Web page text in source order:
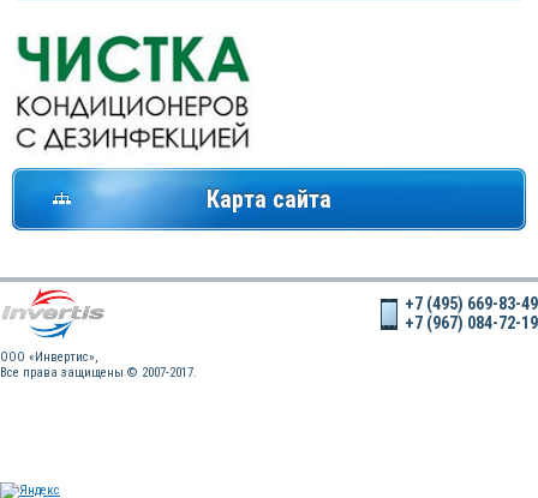
Карта сайта
OOO «Инвертис»,
Все права защищены © 2007-2017.
+7 (495) 669-83-49
+7 (967) 084-72-19